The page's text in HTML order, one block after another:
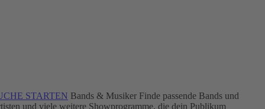
STARTEN Bands & Musiker Finde passende Bands und
und viele weitere Showprogramme, die dein Publikum